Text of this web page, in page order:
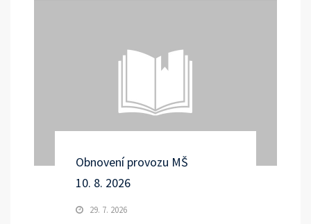
Obnovení provozu MŠ
10. 8. 2026
29. 7. 2026